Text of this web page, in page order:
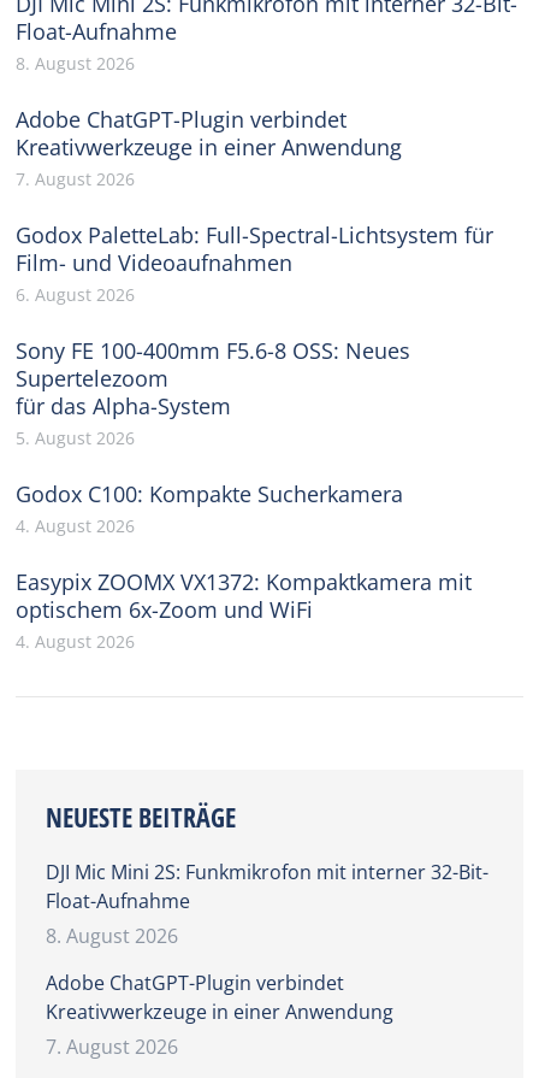
Float-Aufnahme
8. August 2026
Adobe ChatGPT-Plugin verbindet
Kreativwerkzeuge in einer Anwendung
7. August 2026
Godox PaletteLab: Full-Spectral-Lichtsystem für
Film- und Videoaufnahmen
6. August 2026
Sony FE 100-400mm F5.6-8 OSS: Neues
Supertelezoom
für das Alpha-System
5. August 2026
Godox C100: Kompakte Sucherkamera
4. August 2026
Easypix ZOOMX VX1372: Kompaktkamera mit
optischem 6x-Zoom und WiFi
4. August 2026
NEUESTE BEITRÄGE
DJI Mic Mini 2S: Funkmikrofon mit interner 32-Bit-
Float-Aufnahme
8. August 2026
Adobe ChatGPT-Plugin verbindet
Kreativwerkzeuge in einer Anwendung
7. August 2026